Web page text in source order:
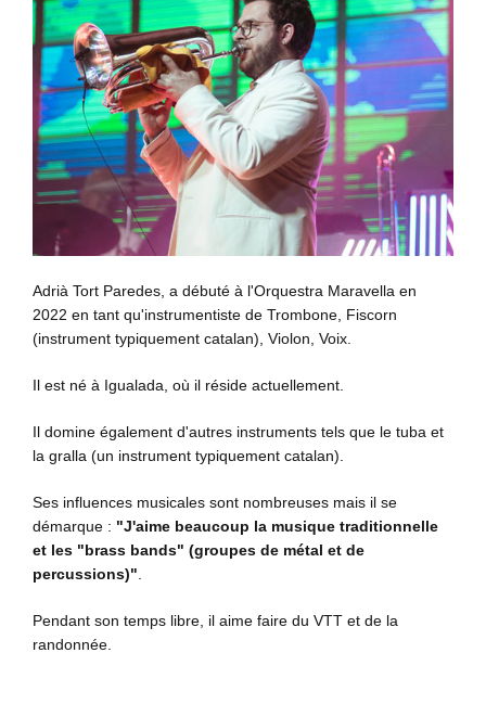
Adrià Tort Paredes, a débuté à l'Orquestra Maravella en
2022 en tant qu'instrumentiste de Trombone, Fiscorn
(instrument typiquement catalan), Violon, Voix.
Il est né à Igualada, où il réside actuellement.
Il domine également d'autres instruments tels que le tuba et
la gralla (un instrument typiquement catalan).
Ses influences musicales sont nombreuses mais il se
démarque : "J'aime beaucoup la musique traditionnelle
et les "brass bands" (groupes de métal et de
percussions)"
Pendant son temps libre, il aime faire du VTT et de la
randonnée.